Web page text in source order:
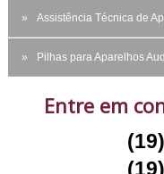
Assistência Técnica de
Pilhas para Aparelhos
Entre em